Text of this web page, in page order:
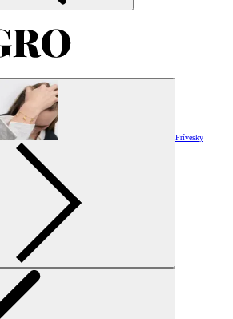
Prívesky